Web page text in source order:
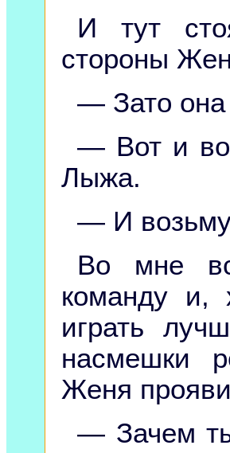
И тут
стороны
— Зато она
— Вот и
Лыжа.
— И
Во мне
команду и,
играть
насмешки
Женя
— Зачем